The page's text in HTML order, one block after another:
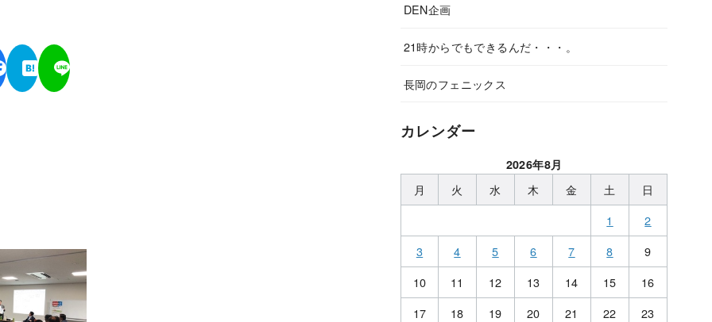
DEN企画
21時からでもできるんだ・・・。
長岡のフェニックス
カレンダー
2026年8月
月 火 水 木 金 土
日
1
2
3
4 5 6 7 8
9
10
11 12 13 14 15
16
17
18 19 20 21 22
23